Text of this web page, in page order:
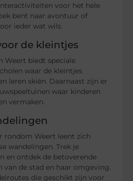
voor het hele
bent naar avontuur of
ieder wat wils.
de kleintjes
Weert biedt speciale
waar de kleintjes
leren skiën. Daarnaast zijn er
waar kinderen
vermaken.
rondom Weert leent zich
wandelingen. Trek je
en ontdek de betoverende
van de stad en haar omgeving.
die geschikt zijn voor